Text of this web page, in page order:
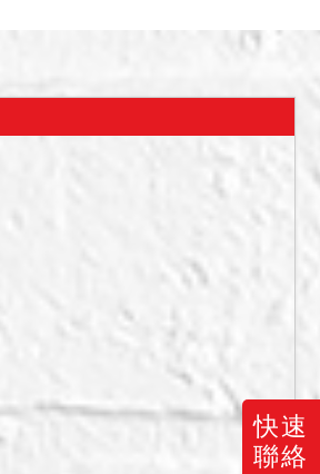
快速
聯絡
四、有抵押權設定，拍定後
稱：716地號土地為社區大
樓車道。另據社區經理李明
軒在場稱：系爭建物原由債
也搬空，目前無人居住。應
買人請自行查證，拍定後系
爭建物按現況點交。